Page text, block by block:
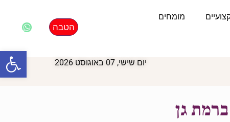
מומחים
הטבה
יום שישי, 07 באוגוסט 2026
גן
פתח